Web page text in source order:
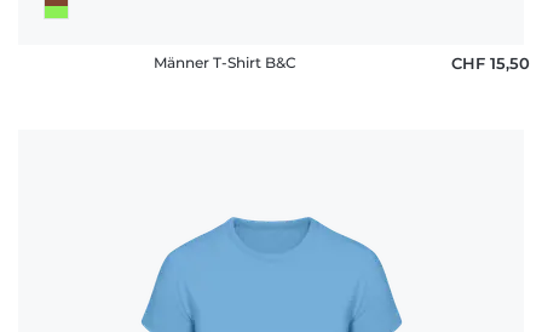
Männer T-Shirt B&C CHF 15,50